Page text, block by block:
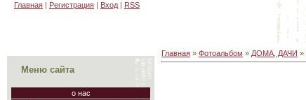
Главная | Регистрация | Вход | RSS
Меню сайта
о нас
Главная » Фотоальбом » ДОМА, ДАЧИ »